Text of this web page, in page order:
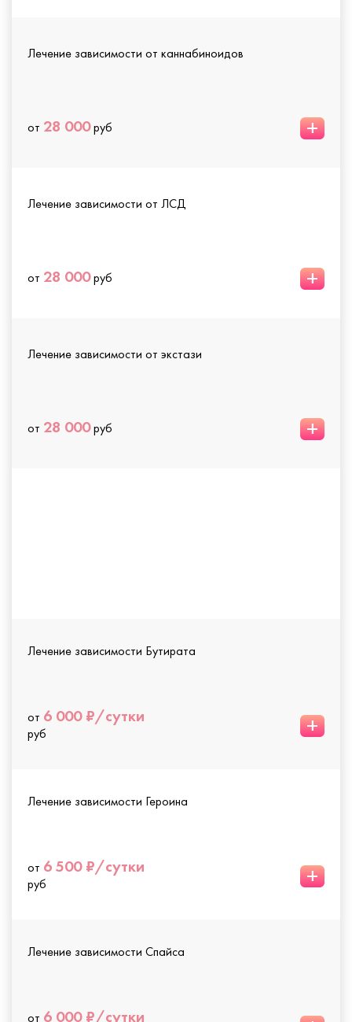
Лечение зависимости от каннабиноидов
от 28 000руб +
Лечение зависимости от ЛСД
от 28 000руб +
Лечение зависимости от экстази
от 28 000руб +
Лечение зависимости Бутирата
от 6 000 ₽/сутки
руб +
Лечение зависимости Героина
от 6 500 ₽/сутки
руб +
Лечение зависимости Спайса
от 6 000 ₽/сутки